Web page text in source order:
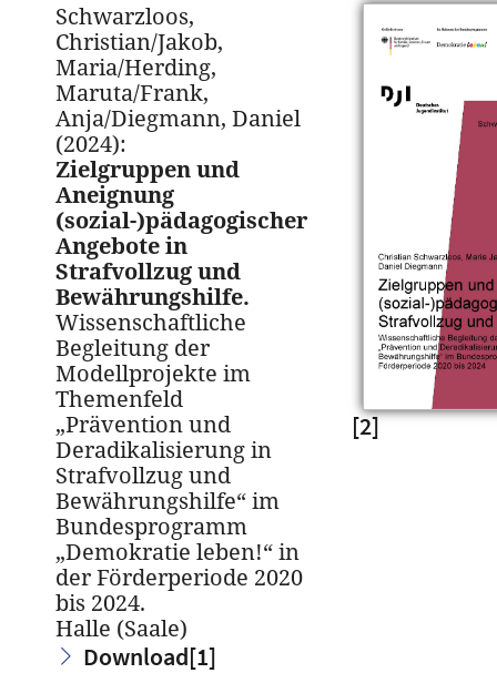
Schwarzloos,
Christian/Jakob,
Maria/Herding,
Maruta/Frank,
Anja/Diegmann, Daniel
(2024):
Zielgruppen und
Aneignung
(sozial-)pädagogischer
Angebote in
Strafvollzug und
Bewährungshilfe.
Wissenschaftliche
Begleitung der
Modellprojekte im
Themenfeld
„Prävention und
Deradikalisierung in
Strafvollzug und
Bewährungshilfe“ im
Bundesprogramm
„Demokratie leben!“ in
der Förderperiode 2020
bis 2024.
Halle (Saale)
Download[1]
[2]